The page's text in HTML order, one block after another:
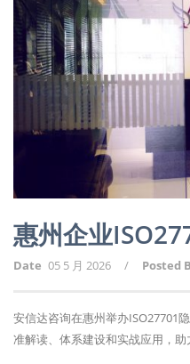
惠州企业
Date 05 5 月 2026 / Posted
安信达咨询在惠州举办ISO27701
准解读、体系建设和实战应用，